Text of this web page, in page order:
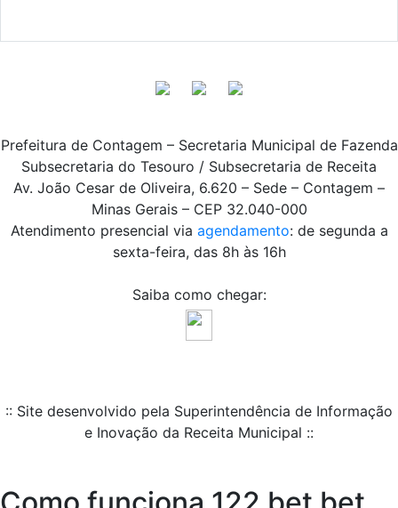
Prefeitura de Contagem – Secretaria Municipal de Fazenda
Subsecretaria do Tesouro / Subsecretaria de Receita
Av. João Cesar de Oliveira, 6.620 – Sede – Contagem –
Minas Gerais – CEP 32.040-000
Atendimento presencial via agendamento: de segunda a
sexta-feira, das 8h às 16h
Saiba como chegar:
:: Site desenvolvido pela Superintendência de Informação
e Inovação da Receita Municipal ::